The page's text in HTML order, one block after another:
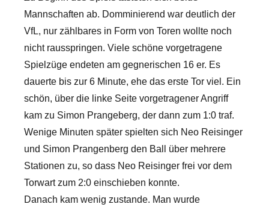
Mannschaften ab. Domminierend war deutlich der
VfL, nur zählbares in Form von Toren wollte noch
nicht rausspringen. Viele schöne vorgetragene
Spielzüge endeten am gegnerischen 16 er. Es
dauerte bis zur 6 Minute, ehe das erste Tor viel. Ein
schön, über die linke Seite vorgetragener Angriff
kam zu Simon Prangeberg, der dann zum 1:0 traf.
Wenige Minuten später spielten sich Neo Reisinger
und Simon Prangenberg den Ball über mehrere
Stationen zu, so dass Neo Reisinger frei vor dem
Torwart zum 2:0 einschieben konnte.
Danach kam wenig zustande. Man wurde